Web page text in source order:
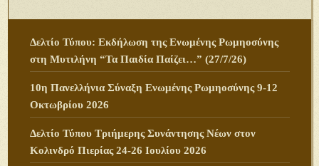
Δελτίο Τύπου: Εκδήλωση της Ενωμένης Ρωμηοσύνης
στη Μυτιλήνη “Τα Παιδία Παίζει…” (27/7/26)
10η Πανελλήνια Σύναξη Ενωμένης Ρωμηοσύνης 9-12
Οκτωβρίου 2026
Δελτίο Τύπου Τριήμερης Συνάντησης Νέων στον
Κολινδρό Πιερίας 24-26 Ιουλίου 2026